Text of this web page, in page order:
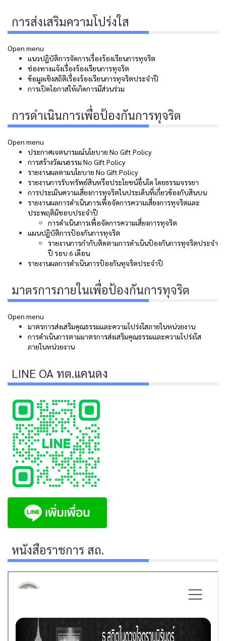
การส่งเสริมความโปร่งใส
Open menu
แนวปฏิบัติการจัดการเรื่องร้องเรียนการทุจริต
ช่องทางแจ้งเรื่องร้องเรียนการทุจริต
ข้อมูลเชิงสถิติเรื่องร้องเรียนการทุจริตประจำปี
การเปิดโอกาสให้เกิดการมีส่วนร่วม
การดำเนินการเพื่อป้องกันการทุจริต
Open menu
ประกาศเจตนารมณ์นโยบาย No Gift Policy
การสร้างวัฒนธรรม No Gift Policy
รายงานผลตามนโยบาย No Gift Policy
รายงานการรับทรัพย์สินหรือประโยชน์อื่นใด โดยธรรมจรรยา
การประเมินความเสี่ยงการทุจริตในประเด็นที่เกี่ยวข้องกับสินบน
รายงานผลการดำเนินการเพื่อจัดการความเสี่ยงการทุจริตและ
ประพฤติมิชอบประจำปี
การดำเนินการเพื่อจัดการความเสี่ยงการทุจริต
แผนปฏิบัติการป้องกันการทุจริต
รายงานการกำกับติดตามการดำเนินป้องกันการทุจริตประจำ
ปี รอบ 6 เดือน
รายงานผลการดำเนินการป้องกันทุจริตประจำปี
มาตรการภายในเพื่อป้องกันการทุจริต
Open menu
มาตรการส่งเสริมคุณธรรมและความโปร่งใสภายในหน่วยงาน
การดำเนินการตามมาตรการส่งเสริมคุณธรรมและความโปร่งใส
ภายในหน่วยงาน
LINE OA ทต.แคนดง
หนังสือราชการ สถ.